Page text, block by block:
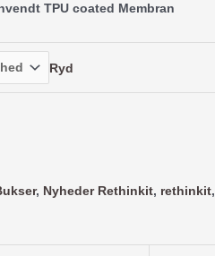
TPU coated Membran
Ryd
, Nyheder Rethinkit, rethinkit,